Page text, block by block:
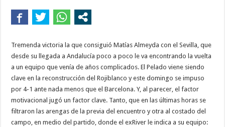
Tremenda victoria la que consiguió Matías Almeyda con el Sevilla, que
desde su llegada a Andalucía poco a poco le va encontrando la vuelta
a un equipo que venía de años complicados. El Pelado viene siendo
clave en la reconstrucción del Rojiblanco y este domingo se impuso
por 4-1 ante nada menos que el Barcelona. Y, al parecer, el factor
motivacional jugó un factor clave. Tanto, que en las últimas horas se
filtraron las arengas de la previa del encuentro y otra al costado del
campo, en medio del partido, donde el exRiver le indica a su equipo: